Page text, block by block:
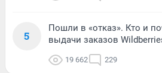
5
Пошли в «отказ». Кто и
выдачи заказов
19 662 229